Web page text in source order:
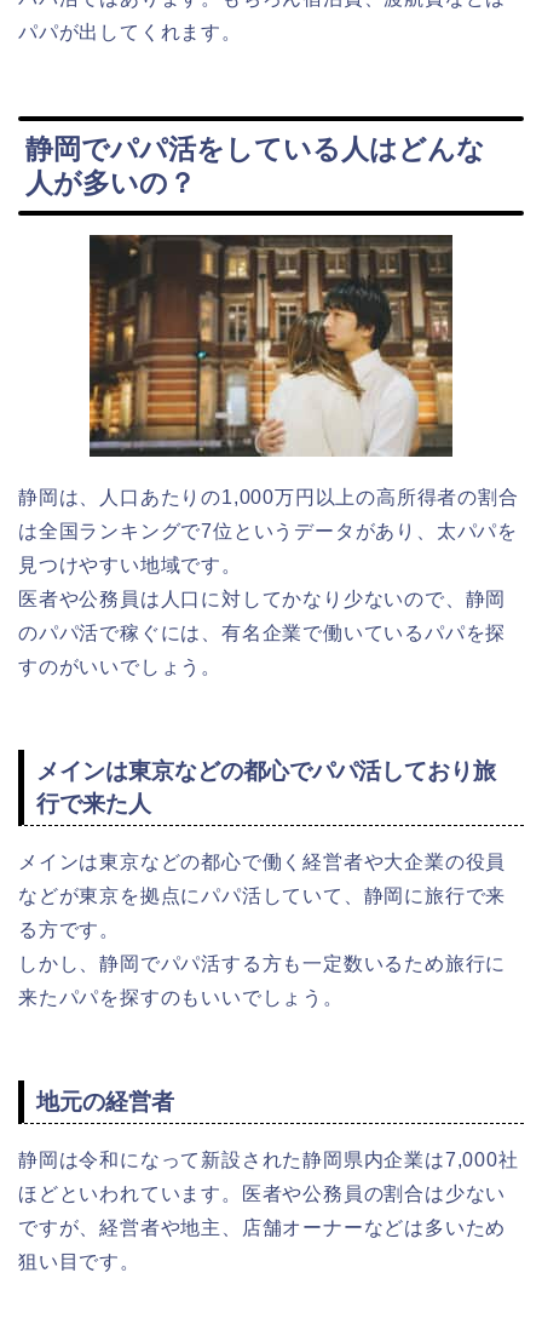
パパが出してくれます。
静岡でパパ活をしている人はどんな
人が多いの？
静岡は、人口あたりの1,000万円以上の高所得者の割合
は全国ランキングで7位というデータがあり、太パパを
見つけやすい地域です。
医者や公務員は人口に対してかなり少ないので、静岡
のパパ活で稼ぐには、有名企業で働いているパパを探
すのがいいでしょう。
メインは東京などの都心でパパ活しており旅
行で来た人
メインは東京などの都心で働く経営者や大企業の役員
などが東京を拠点にパパ活していて、静岡に旅行で来
る方です。
しかし、静岡でパパ活する方も一定数いるため旅行に
来たパパを探すのもいいでしょう。
地元の経営者
静岡は令和になって新設された静岡県内企業は7,000社
ほどといわれています。医者や公務員の割合は少ない
ですが、経営者や地主、店舗オーナーなどは多いため
狙い目です。